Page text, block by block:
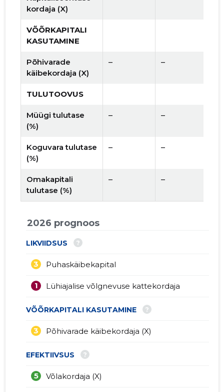
kordaja (X)
VÕÕRKAPITALI
KASUTAMINE
Põhivarade
käibekordaja (X)
– –
TULUTOOVUS
Müügi tulutase
(%)
– –
Koguvara tulutase
(%)
– –
Omakapitali
tulutase (%)
– –
2026 prognoos
LIKVIIDSUS ?
Puhaskäibekapital
3
Lühiajalise võlgnevuse kattekordaja
1
VÕÕRKAPITALI KASUTAMINE ?
Põhivarade käibekordaja (X)
3
EFEKTIIVSUS ?
Võlakordaja (X)
5